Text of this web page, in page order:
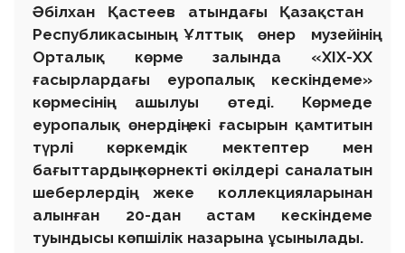
Әбілхан Қастеев атындағы Қазақстан
Республикасының Ұлттық өнер музейінің
Орталық көрме залында «XIX-XX
ғасырлардағы еуропалық кескіндеме»
көрмесінің ашылуы өтеді. Көрмеде
еуропалық өнердің екі ғасырын қамтитын
түрлі көркемдік мектептер мен
бағыттардың көрнекті өкілдері саналатын
шеберлердің жеке коллекцияларынан
алынған 20-дан астам кескіндеме
туындысы көпшілік назарына ұсынылады.